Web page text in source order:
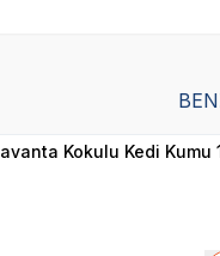
Kokulu Kedi Kumu